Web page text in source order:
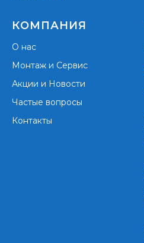
КОМПАНИЯ
О нас
Монтаж и Сервис
Акции и Новости
Частые вопросы
Контакты